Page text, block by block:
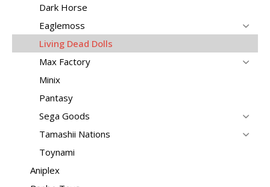
Dark Horse
Eaglemoss
Living Dead Dolls
Max Factory
Minix
Pantasy
Sega Goods
Tamashii Nations
Toynami
Aniplex